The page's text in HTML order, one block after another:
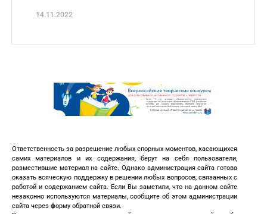
14.11.2022
Ответственность за разрешение любых спорных моментов, касающихся
самих материалов и их содержания, берут на себя пользователи,
разместившие материал на сайте. Однако администрация сайта готова
оказать всяческую поддержку в решении любых вопросов, связанных с
работой и содержанием сайта. Если Вы заметили, что на данном сайте
незаконно используются материалы, сообщите об этом администрации
сайта через форму обратной связи.